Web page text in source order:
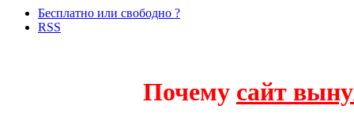
Бесплатно или свободно ?
RSS
Почему сайт